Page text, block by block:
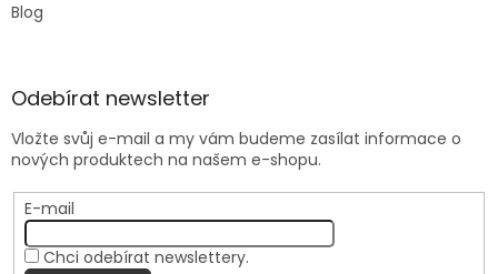
Blog
Odebírat newsletter
Vložte svůj e-mail a my vám budeme zasílat informace o
nových produktech na našem e-shopu.
E-mail
Chci odebírat newslettery.